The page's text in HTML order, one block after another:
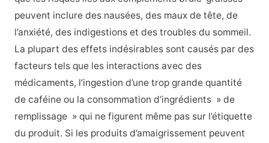
peuvent inclure des nausées, des maux de tête, de
l’anxiété, des indigestions et des troubles du sommeil.
La plupart des effets indésirables sont causés par des
facteurs tels que les interactions avec des
médicaments, l’ingestion d’une trop grande quantité
de caféine ou la consommation d’ingrédients » de
remplissage » qui ne figurent même pas sur l’étiquette
du produit. Si les produits d’amaigrissement peuvent